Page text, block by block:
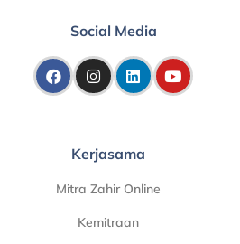
Social Media
Kerjasama
Mitra Zahir Online
Kemitraan